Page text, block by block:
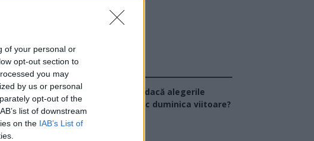
of your personal or
opt-out section to
you may
by us or personal
opt-out of the
list of downstream
on the IAB’s List of
Ce partid ați vota dacă alegerile
parlamentare ar avea loc duminica viitoare?